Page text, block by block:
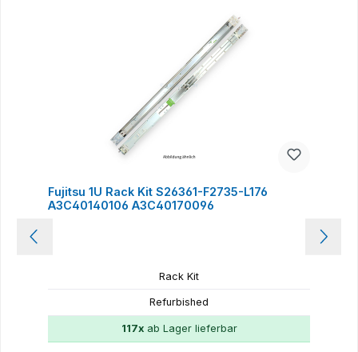
Fujitsu 1U Rack Kit S26361-F2735-L176
A3C40140106 A3C40170096
Rack Kit
Refurbished
117xab Lager lieferbar